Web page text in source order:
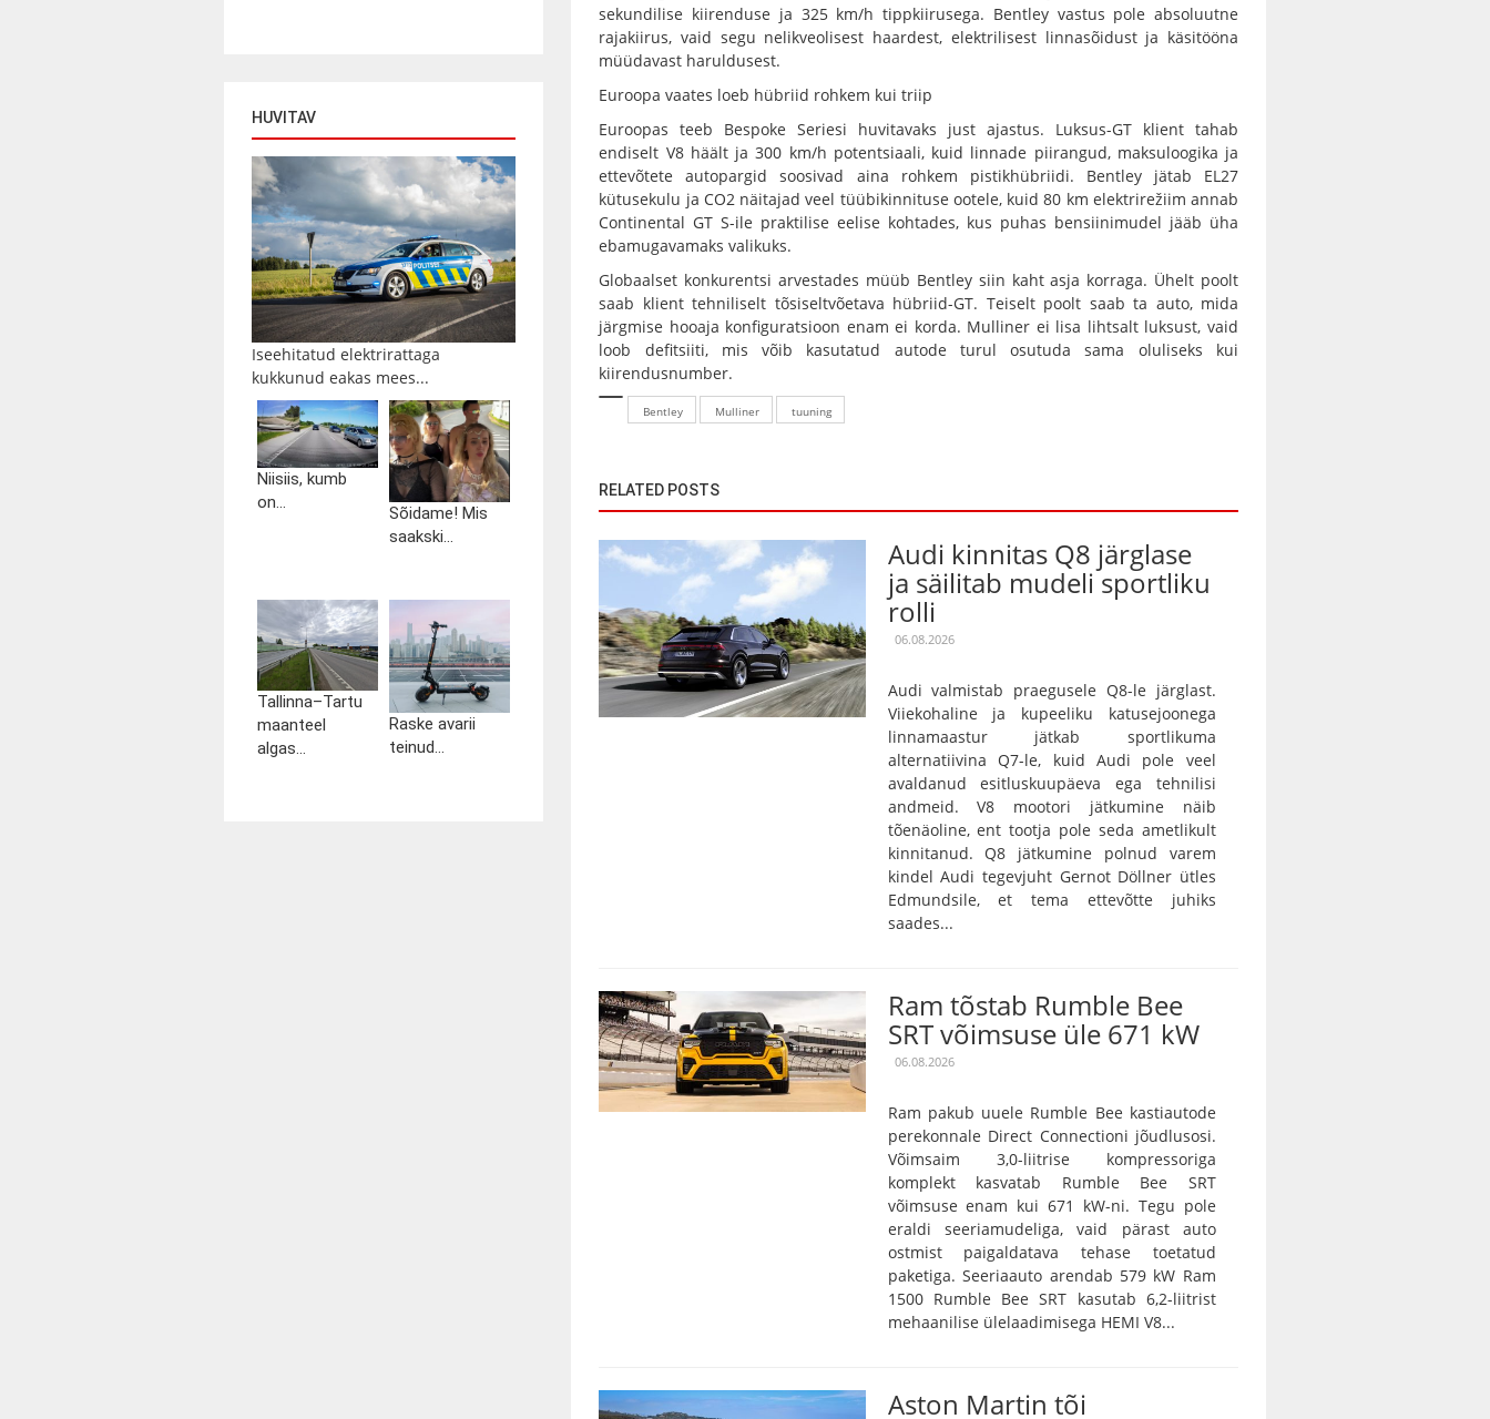
HUVITAV
Iseehitatud elektrirattaga
kukkunud eakas mees...
Niisiis, kumb
on...
Sõidame! Mis
saakski...
Tallinna–Tartu
maanteel
algas...
Raske avarii
teinud...
sekundilise kiirenduse ja 325 km/h tippkiirusega. Bentley vastus pole absoluutne
rajakiirus, vaid segu nelikveolisest haardest, elektrilisest linnasõidust ja käsitööna
müüdavast haruldusest.
Euroopa vaates loeb hübriid rohkem kui triip
Euroopas teeb Bespoke Seriesi huvitavaks just ajastus. Luksus-GT klient tahab
endiselt V8 häält ja 300 km/h potentsiaali, kuid linnade piirangud, maksuloogika ja
ettevõtete autopargid soosivad aina rohkem pistikhübriidi. Bentley jätab EL27
kütusekulu ja CO2 näitajad veel tüübikinnituse ootele, kuid 80 km elektrirežiim annab
Continental GT S-ile praktilise eelise kohtades, kus puhas bensiinimudel jääb üha
ebamugavamaks valikuks.
Globaalset konkurentsi arvestades müüb Bentley siin kaht asja korraga. Ühelt poolt
saab klient tehniliselt tõsiseltvõetava hübriid-GT. Teiselt poolt saab ta auto, mida
järgmise hooaja konfiguratsioon enam ei korda. Mulliner ei lisa lihtsalt luksust, vaid
loob defitsiiti, mis võib kasutatud autode turul osutuda sama oluliseks kui
kiirendusnumber.
Bentley Mulliner tuuning
RELATED POSTS
Audi kinnitas Q8 järglase
ja säilitab mudeli sportliku
rolli
06.08.2026
Audi valmistab praegusele Q8-le järglast.
Viiekohaline ja kupeeliku katusejoonega
linnamaastur jätkab sportlikuma
alternatiivina Q7-le, kuid Audi pole veel
avaldanud esitluskuupäeva ega tehnilisi
andmeid. V8 mootori jätkumine näib
tõenäoline, ent tootja pole seda ametlikult
kinnitanud. Q8 jätkumine polnud varem
kindel Audi tegevjuht Gernot Döllner ütles
Edmundsile, et tema ettevõtte juhiks
saades...
Ram tõstab Rumble Bee
SRT võimsuse üle 671 kW
06.08.2026
Ram pakub uuele Rumble Bee kastiautode
perekonnale Direct Connectioni jõudlusosi.
Võimsaim 3,0-liitrise kompressoriga
komplekt kasvatab Rumble Bee SRT
võimsuse enam kui 671 kW-ni. Tegu pole
eraldi seeriamudeliga, vaid pärast auto
ostmist paigaldatava tehase toetatud
paketiga. Seeriaauto arendab 579 kW Ram
1500 Rumble Bee SRT kasutab 6,2-liitrist
mehaanilise ülelaadimisega HEMI V8...
Aston Martin tõi